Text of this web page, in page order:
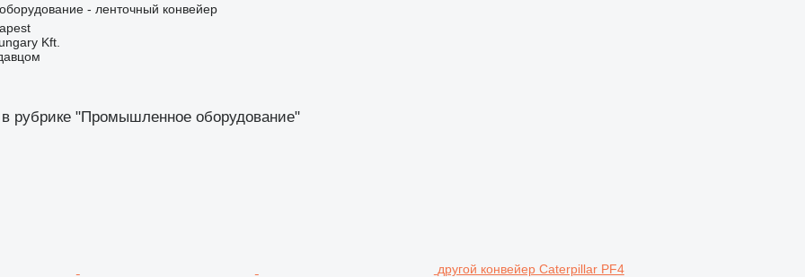
- ленточный конвейер
Kft.
рубрике "Промышленное оборудование"
другой конвейер Caterpillar PF4